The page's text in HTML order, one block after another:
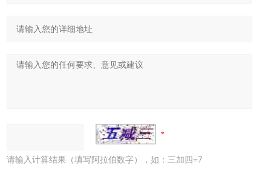
请输入计算结果（填写阿拉伯数字），如：三加四=7